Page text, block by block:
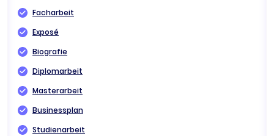
Facharbeit
Exposé
Biografie
Diplomarbeit
Masterarbeit
Businessplan
Studienarbeit